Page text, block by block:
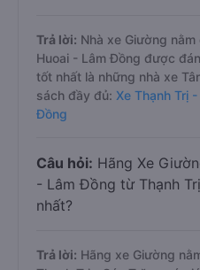
Trả lời: Nhà xe Giường
Huoai - Lâm Đồng được
tốt nhất là những nhà xe
sách đầy đủ: Xe Thạnh Trị
Đồng
Câu hỏi: Hãng Xe
- Lâm Đồng từ Thạnh
nhất?
Trả lời: Hãng xe Giường